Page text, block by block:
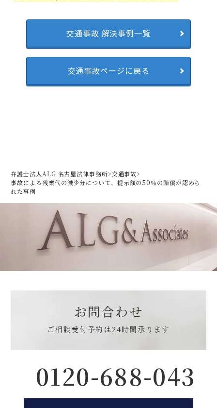
交通事故 解決事例一覧
交通事故ページに戻る
弁護士法人ALG 名古屋法律事務所>交通事故>
事故による残業代の減少分について、提示額の50％の賠償が認めら
れた事例
お問合わせ
ご相談受付予約は24時間承ります
0120-688-043